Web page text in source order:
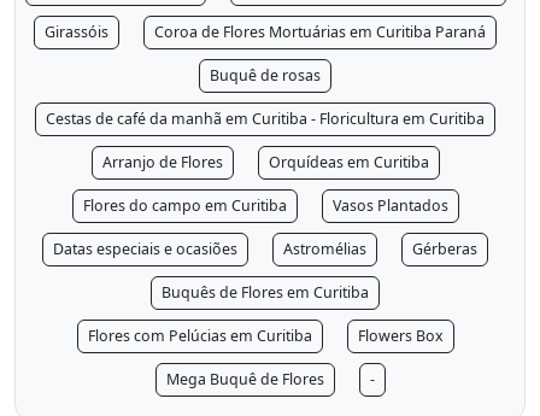
Girassóis Coroa de Flores Mortuárias em Curitiba Paraná
Buquê de rosas
Cestas de café da manhã em Curitiba - Floricultura em Curitiba
Arranjo de Flores Orquídeas em Curitiba
Flores do campo em Curitiba Vasos Plantados
Datas especiais e ocasiões Astromélias Gérberas
Buquês de Flores em Curitiba
Flores com Pelúcias em Curitiba Flowers Box
Mega Buquê de Flores -